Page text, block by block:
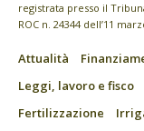
registrata presso il
ROC n. 24344 dell’11
Attualità
Leggi, lavoro e fisco
Fertilizzazione